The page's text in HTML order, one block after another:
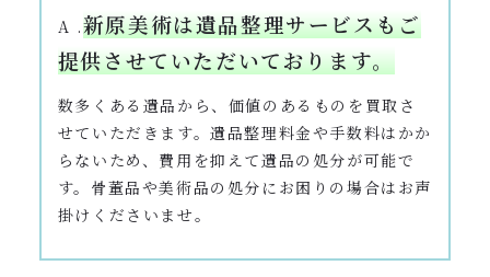
A .新原美術は遺品整理サービスもご
提供させていただいております。
数多くある遺品から、価値のあるものを買取さ
せていただきます。遺品整理料金や手数料はかか
らないため、費用を抑えて遺品の処分が可能で
す。骨董品や美術品の処分にお困りの場合はお声
掛けくださいませ。